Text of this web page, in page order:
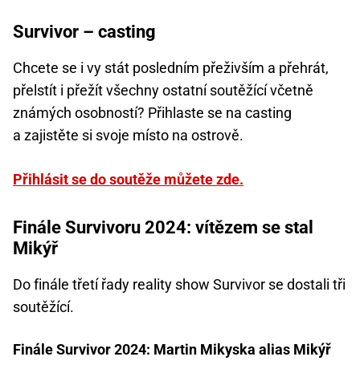
Survivor – casting
Chcete se i vy stát posledním přeživším a přehrát,
přelstít i přežít všechny ostatní soutěžící včetně
známých osobností? Přihlaste se na casting
a zajistěte si svoje místo na ostrově.
Přihlásit se do soutěže můžete zde.
Finále Survivoru 2024: vítězem se stal
Mikýř
Do finále třetí řady reality show Survivor se dostali tři
soutěžící.
Finále Survivor 2024: Martin Mikyska alias Mikýř